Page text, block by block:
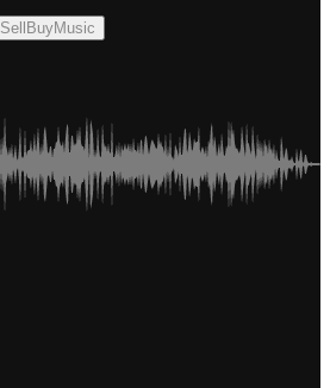
SellBuyMusic